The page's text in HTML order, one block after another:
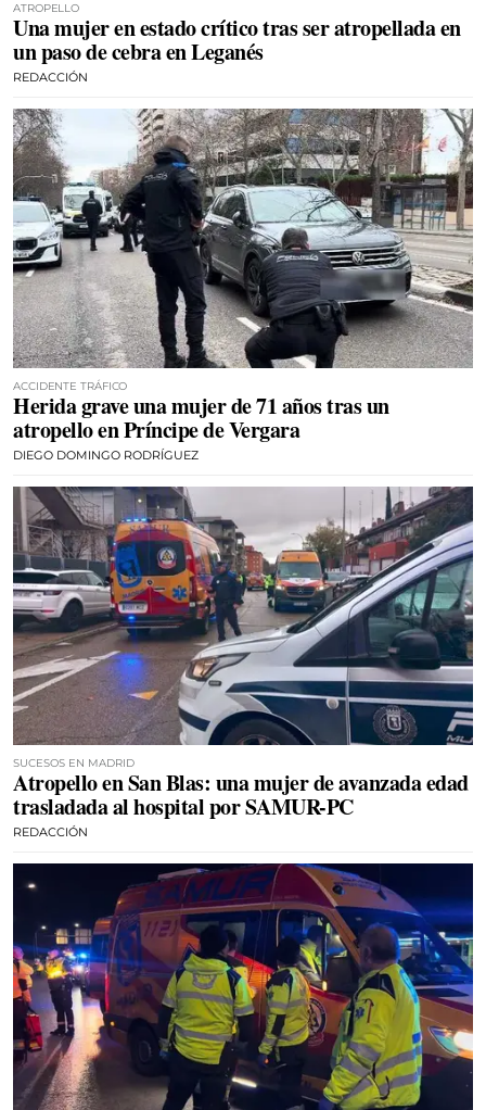
ATROPELLO
Una mujer en estado crítico tras ser atropellada en
un paso de cebra en Leganés
REDACCIÓN
ACCIDENTE TRÁFICO
Herida grave una mujer de 71 años tras un
atropello en Príncipe de Vergara
DIEGO DOMINGO RODRÍGUEZ
SUCESOS EN MADRID
Atropello en San Blas: una mujer de avanzada edad
trasladada al hospital por SAMUR-PC
REDACCIÓN